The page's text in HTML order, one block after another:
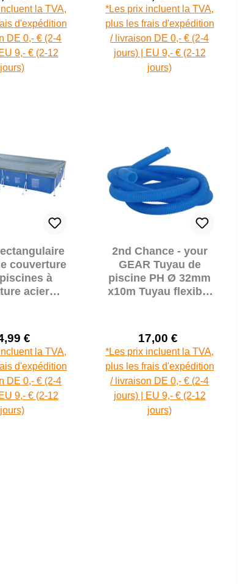
Prix de vente :
Prix régulier :
la TVA,
d'expédition
DE 0,- € (2-4
9,- € (2-12
jours)
Prix de vente :
Prix régulier :
*Les prix incluent la TVA,
plus les frais d'expédition
/ livraison DE 0,- € (2-4
jours) | EU 9,- € (2-12
jours)
couverture
à
acier
Prix de vente :
€
Prix régulier :
la TVA,
d'expédition
DE 0,- € (2-4
9,- € (2-12
jours)
2nd Chance - your
GEAR Tuyau de
piscine PH Ø 32mm
x10m Tuyau flexible
100cm (71047)
Prix de vente :
17,00 €
Prix régulier :
*Les prix incluent la TVA,
plus les frais d'expédition
/ livraison DE 0,- € (2-4
jours) | EU 9,- € (2-12
jours)